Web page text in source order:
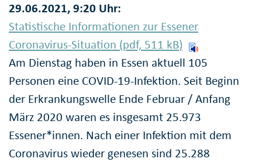
29.06.2021, 9:20 Uhr:
Statistische Informationen zur Essener
Coronavirus-Situation (pdf, 511 kB)
Am Dienstag haben in Essen aktuell 105
Personen eine COVID-19-Infektion. Seit Beginn
der Erkrankungswelle Ende Februar / Anfang
März 2020 waren es insgesamt 25.973
Essener*innen. Nach einer Infektion mit dem
Coronavirus wieder genesen sind 25.288